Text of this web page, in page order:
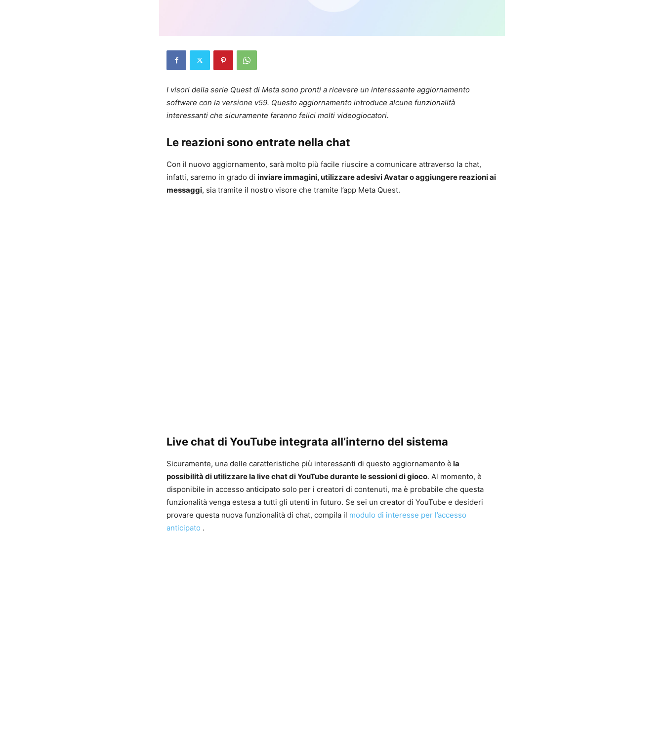
I visori della serie Quest di Meta sono pronti a ricevere un interessante aggiornamento
software con la versione v59. Questo aggiornamento introduce alcune funzionalità
interessanti che sicuramente faranno felici molti videogiocatori.
Le reazioni sono entrate nella chat
Con il nuovo aggiornamento, sarà molto più facile riuscire a comunicare attraverso la chat,
infatti, saremo in grado di inviare immagini, utilizzare adesivi Avatar o aggiungere reazioni ai
messaggi, sia tramite il nostro visore che tramite l’app Meta Quest.
Live chat di YouTube integrata all’interno del sistema
Sicuramente, una delle caratteristiche più interessanti di questo aggiornamento è la
possibilità di utilizzare la live chat di YouTube durante le sessioni di gioco. Al momento, è
disponibile in accesso anticipato solo per i creatori di contenuti, ma è probabile che questa
funzionalità venga estesa a tutti gli utenti in futuro. Se sei un creator di YouTube e desideri
provare questa nuova funzionalità di chat, compila il modulo di interesse per l’accesso
anticipato .